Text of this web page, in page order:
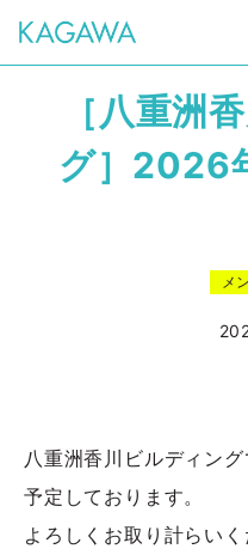
［八重洲
グ］2026
メ
八重洲香川ビルディン
予定しております。
よろしくお取り計らい